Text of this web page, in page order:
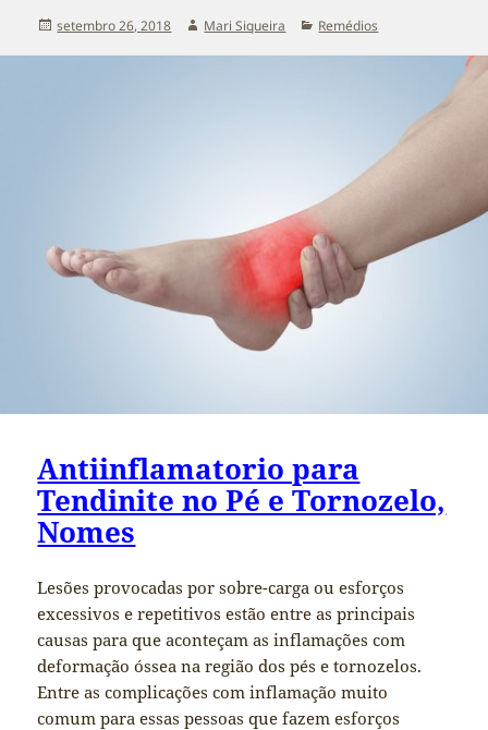
Publicado
setembro 26, 2018 Autor
Mari Siqueira Categorias
Remédios
Antiinflamatorio para
Tendinite no Pé e Tornozelo,
Nomes
Lesões provocadas por sobre-carga ou esforços
excessivos e repetitivos estão entre as principais
causas para que aconteçam as inflamações com
deformação óssea na região dos pés e tornozelos.
Entre as complicações com inflamação muito
comum para essas pessoas que fazem esforços